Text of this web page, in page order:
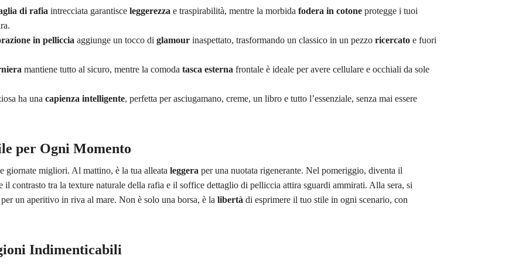
di rafia intrecciata garantisce leggerezza e traspirabilità, mentre la morbida fodera in cotoneprotegge i tuoi
in pelliccia aggiunge un tocco di glamourinaspettato, trasformando un classico in un pezzo ricercatoe fuori
mantiene tutto al sicuro, mentre la comoda tasca esterna frontale è ideale per avere cellulare e occhiali da sole
ha una capienza intelligente, perfetta per asciugamano, creme, un libro e tutto l’essenziale, senza mai essere
per Ogni Momento
giornate migliori. Al mattino, è la tua alleata leggera per una nuotata rigenerante. Nel pomeriggio, diventa il
il contrasto tra la texture naturale della rafia e il soffice dettaglio di pelliccia attira sguardi ammirati. Alla sera, si
un aperitivo in riva al mare. Non è solo una borsa, è la libertà di esprimere il tuo stile in ogni scenario, con
Indimenticabili